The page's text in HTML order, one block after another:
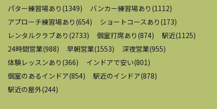
パター練習場あり (1349) バンカー練習場あり (1112)
アプローチ練習場あり (654) ショートコースあり (173)
レンタルクラブあり (2733) 個室打席あり (874) 駅近(1125)
24時間営業(988) 早朝営業(1553) 深夜営業(955)
体験レッスンあり (366) インドアで安い(801 )
個室のあるインドア(854) 駅近のインドア(878)
駅近の屋外(244)